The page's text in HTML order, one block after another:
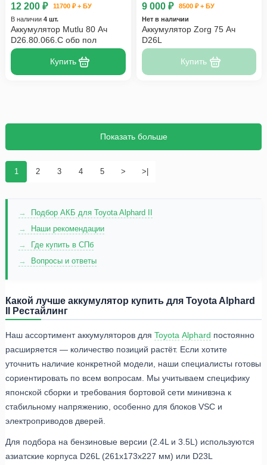
12 200 ₽
11700 ₽ + БУ
В наличии 4 шт.
Аккумулятор Mutlu 80 Ач
D26.80.066.C обр пол
Купить
9 000 ₽
8500 ₽ + БУ
Нет в наличии
Аккумулятор Zorg 75 Ач
D26L
Купить
1 2 3 4 5 > >|
Показать больше
Подбор АКБ для Toyota Alphard II
Наши рекомендации
Где купить в СПб
Вопросы и ответы
Какой лучше аккумулятор купить для Toyota Alphard
II Рестайлинг
Наш ассортимент аккумуляторов для Toyota Alphard постоянно
расширяется — количество позиций растёт. Если хотите
уточнить наличие конкретной модели, наши специалисты готовы
сориентировать по всем вопросам. Мы учитываем специфику
японской сборки и требования бортовой сети минивэна к
стабильному напряжению, особенно для блоков VSC и
электроприводов дверей.
Для подбора на бензиновые версии (2.4L и 3.5L) используются
азиатские корпуса D26L (261x173x227 мм) или D23L